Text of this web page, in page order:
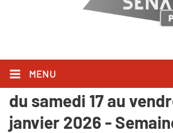
MENU
Public Sénat - Les
du samedi 17 au
janvier 2026 -